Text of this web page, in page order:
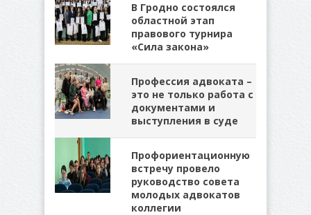
В Гродно состоялся
областной этап
правового турнира
«Сила закона»
Профессия адвоката –
это не только работа с
документами и
выступления в суде
Профориентационную
встречу провело
руководство совета
молодых адвокатов
коллегии